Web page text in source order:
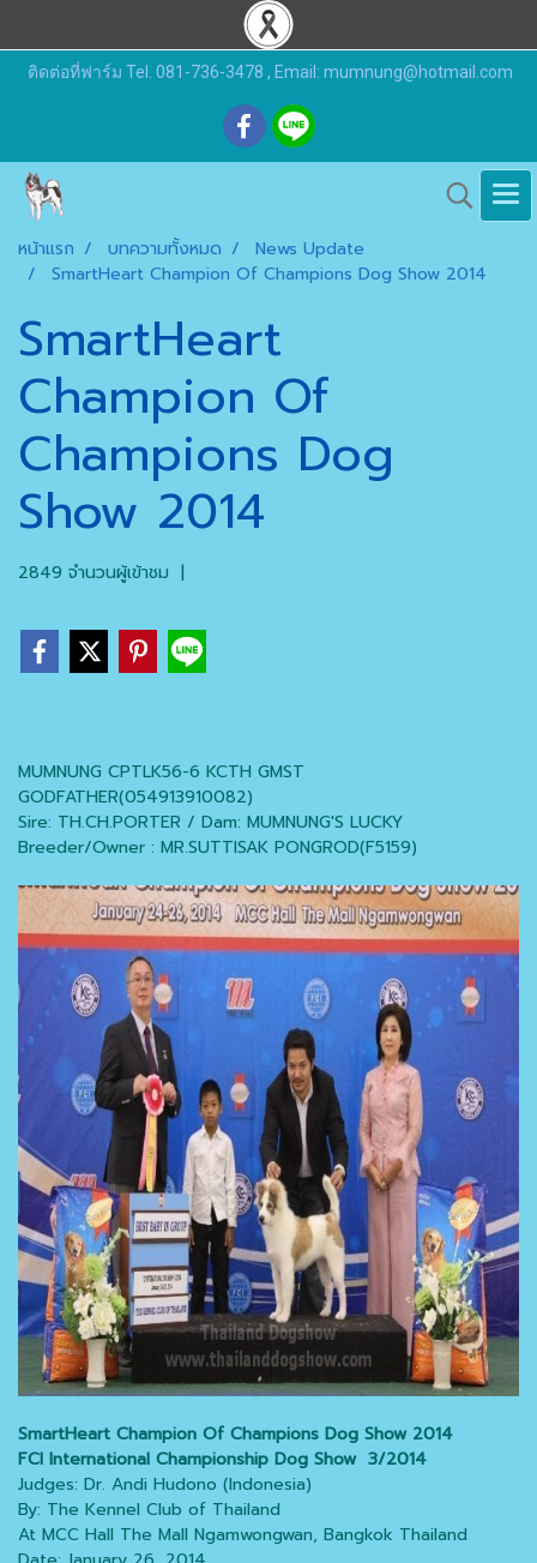
ติดต่อที่ฟาร์ม Tel. 081-736-3478 , Email: mumnung@hotmail.com
หน้าแรก บทความทั้งหมด
News Update
SmartHeart Champion Of Champions Dog Show 2014
SmartHeart
Champion Of
Champions Dog
Show 2014
2849 จำนวนผู้เข้าชม |
MUMNUNG CPTLK56-6 KCTH GMST
GODFATHER(054913910082)
Sire: TH.CH.PORTER / Dam: MUMNUNG'S LUCKY
Breeder/Owner : MR.SUTTISAK PONGROD(F5159)
SmartHeart Champion Of Champions Dog Show 2014
FCI International Championship Dog Show 3/2014
Judges: Dr. Andi Hudono (Indonesia)
By: The Kennel Club of Thailand
At MCC Hall The Mall Ngamwongwan, Bangkok Thailand